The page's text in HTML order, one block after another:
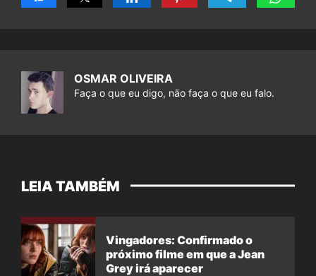
OSMAR OLIVEIRA
Faça o que eu digo, não faça o que eu falo.
LEIA TAMBÉM
Vingadores: Confirmado o
próximo filme em que a Jean
Grey irá aparecer